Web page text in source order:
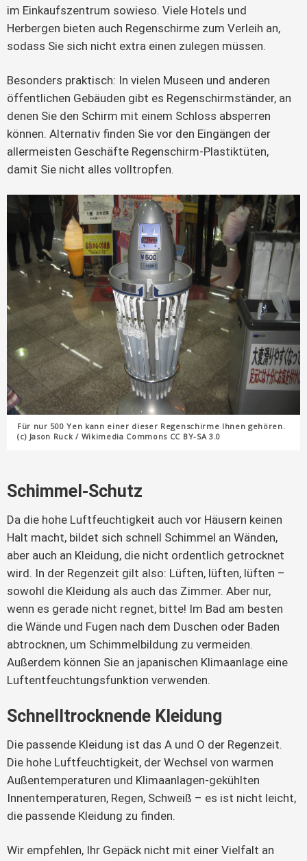
im Einkaufszentrum sowieso. Viele Hotels und
Herbergen bieten auch Regenschirme zum Verleih an,
sodass Sie sich nicht extra einen zulegen müssen.
Besonders praktisch: In vielen Museen und anderen
öffentlichen Gebäuden gibt es Regenschirmständer, an
denen Sie den Schirm mit einem Schloss absperren
können. Alternativ finden Sie vor den Eingängen der
allermeisten Geschäfte Regenschirm-Plastiktüten,
damit Sie nicht alles volltropfen.
Für nur 500 Yen kann einer dieser Regenschirme Ihnen gehören.
(c) Jason Ruck / Wikimedia Commons CC BY-SA 3.0
Schimmel-Schutz
Da die hohe Luftfeuchtigkeit auch vor Häusern keinen
Halt macht, bildet sich schnell Schimmel an Wänden,
aber auch an Kleidung, die nicht ordentlich getrocknet
wird. In der Regenzeit gilt also: Lüften, lüften, lüften –
sowohl die Kleidung als auch das Zimmer. Aber nur,
wenn es gerade nicht regnet, bitte! Im Bad am besten
die Wände und Fugen nach dem Duschen oder Baden
abtrocknen, um Schimmelbildung zu vermeiden.
Außerdem können Sie an japanischen Klimaanlage eine
Luftentfeuchtungsfunktion verwenden.
Schnelltrocknende Kleidung
Die passende Kleidung ist das A und O der Regenzeit.
Die hohe Luftfeuchtigkeit, der Wechsel von warmen
Außentemperaturen und Klimaanlagen-gekühlten
Innentemperaturen, Regen, Schweiß – es ist nicht leicht,
die passende Kleidung zu finden.
Wir empfehlen, Ihr Gepäck nicht mit einer Vielfalt an